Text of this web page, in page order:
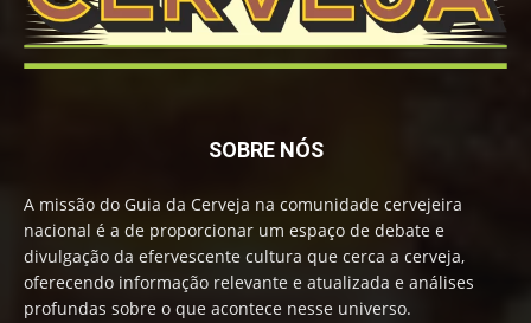
SOBRE NÓS
A missão do Guia da Cerveja na comunidade cervejeira
nacional é a de proporcionar um espaço de debate e
divulgação da efervescente cultura que cerca a cerveja,
oferecendo informação relevante e atualizada e análises
profundas sobre o que acontece nesse universo.